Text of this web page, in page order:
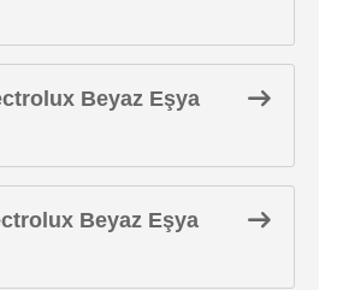
Beyaz Eşya
Beyaz Eşya